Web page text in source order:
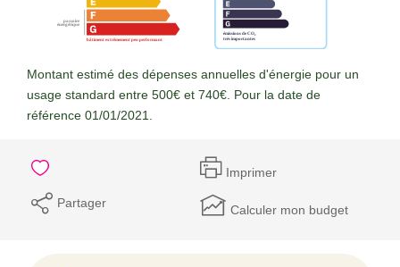
Montant estimé des dépenses annuelles d'énergie pour un
usage standard entre 500€ et 740€. Pour la date de
référence 01/01/2021.
Imprimer
Partager Calculer mon budget